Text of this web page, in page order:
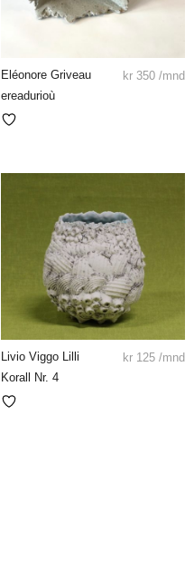
Eléonore Griveau
ereadurioù
kr 350 /mnd
Livio Viggo Lilli
Korall Nr. 4
kr 125 /mnd